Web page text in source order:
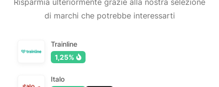
Risparmia ulteriormente grazie alla nostra selezione
di marchi che potrebbe interessarti
Trainline
1,25%
Italo